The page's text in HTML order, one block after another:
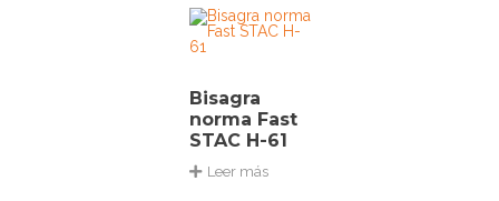
Bisagra
norma Fast
STAC H-61
Leer más